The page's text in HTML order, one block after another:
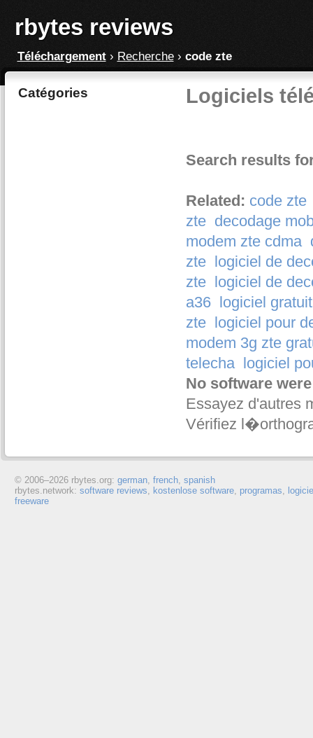
rbytes reviews
Téléchargement› Recherche› code zte
Catégories Logiciels
Search results
Related: code zte
zte decodage
modem zte cdma
zte logiciel de
zte logiciel de
a36 logiciel
zte logiciel pour
modem 3g zte
telecha logiciel
No software
Essayez d'autres
Vérifiez
© 2006–2026 rbytes.org: german, french, spanish
rbytes.network: software reviews, kostenlose software, programas,
freeware